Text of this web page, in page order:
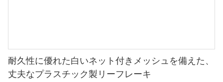
耐久性に優れた白いネット付きメッシュを備えた、
丈夫なプラスチック製リーフレーキ